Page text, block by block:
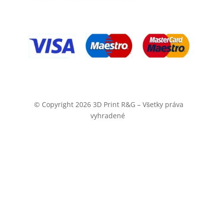
© Copyright 2026 3D Print R&G – Všetky práva
vyhradené